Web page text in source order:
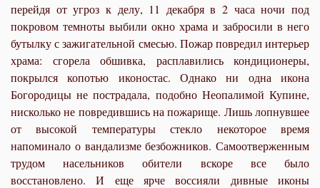
перейдя от угроз к делу, 11 декабря в 2 часа ночи под
покровом темноты выбили окно храма и забросили в него
бутылку с зажигательной смесью. Пожар повредил интерьер
храма: сгорела обшивка, расплавились кондиционеры,
покрылся копотью иконостас. Однако ни одна икона
Богородицы не пострадала, подобно Неопалимой Купине,
нисколько не повредившись на пожарище. Лишь лопнувшее
от высокой температуры стекло некоторое время
напоминало о вандализме безбожников. Самоотверженным
трудом насельников обители вскоре все было
восстановлено. И еще ярче воссияли дивные иконы